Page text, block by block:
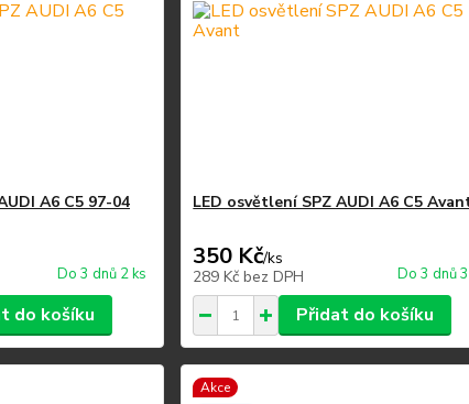
A6 C5 97-04
Do 3 dnů 2 ks
do košíku
LED osvětlení SPZ AUDI A6 C5
350 Kč/ks
289 Kčbez DPH Do 3 dnů
Přidat do košíku
Akce